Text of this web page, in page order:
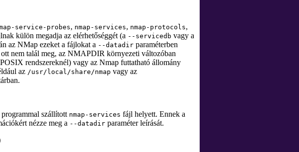
service-probes, nmap-services, nmap-protocols,
külön megadja az elérhetőséggét (a --servicedb vagy a
az NMap ezeket a fájlokat a --datadir paraméterben
nem talál meg, az NMAPDIR környezeti változóban
rendszereknél) vagy az Nmap futtatható állomány
az /usr/local/share/nmap vagy az
szállított nmap-services fájl helyett. Ennek a
nézze meg a --datadir paraméter leírását.